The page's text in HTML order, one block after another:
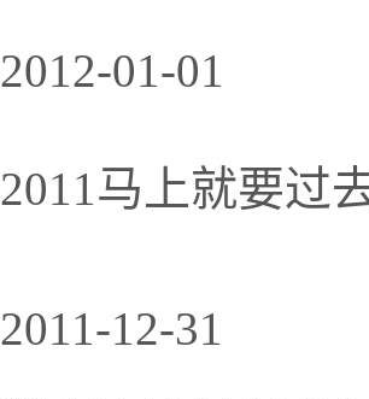
2012-01-01
2011马上就要过
2011-12-31